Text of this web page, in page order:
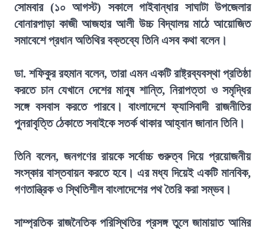
সোমবার (১০ আগস্ট) সকালে গাইবান্ধার সাঘাটা উপজেলার
বোনারপাড়া কাজী আজহার আলী উচ্চ বিদ্যালয় মাঠে আয়োজিত
সমাবেশে প্রধান অতিথির বক্তব্যে তিনি এসব কথা বলেন।
ডা. শফিকুর রহমান বলেন, তারা এমন একটি রাষ্ট্রব্যবস্থা প্রতিষ্ঠা
করতে চান যেখানে দেশের মানুষ শান্তি, নিরাপত্তা ও সমৃদ্ধির
সঙ্গে বসবাস করতে পারবে। বাংলাদেশে ফ্যাসিবাদী রাজনীতির
পুনরাবৃত্তি ঠেকাতে সবাইকে সতর্ক থাকার আহ্বান জানান তিনি।
তিনি বলেন, জনগণের রায়কে সর্বোচ্চ গুরুত্ব দিয়ে প্রয়োজনীয়
সংস্কার বাস্তবায়ন করতে হবে। এর মধ্য দিয়েই একটি মানবিক,
গণতান্ত্রিক ও স্থিতিশীল বাংলাদেশের পথ তৈরি করা সম্ভব।
সাম্প্রতিক রাজনৈতিক পরিস্থিতির প্রসঙ্গ তুলে জামায়াত আমির